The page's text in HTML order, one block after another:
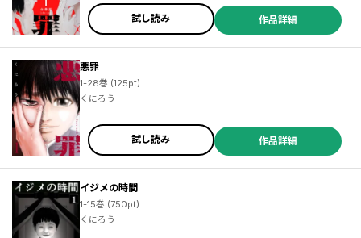
試し読み 作品詳細
悪罪
1-28巻 (125pt)
くにろう
試し読み 作品詳細
イジメの時間
1-15巻 (750pt)
くにろう